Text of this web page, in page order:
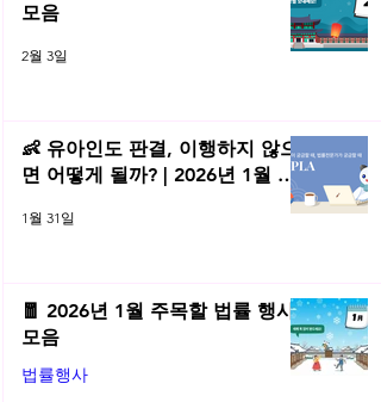
모음
2월 3일
👶 유아인도 판결, 이행하지 않으
면 어떻게 될까? | 2026년 1월 네
1월 31일
🧧 2026년 1월 주목할 법률 행사
모음
법률행사